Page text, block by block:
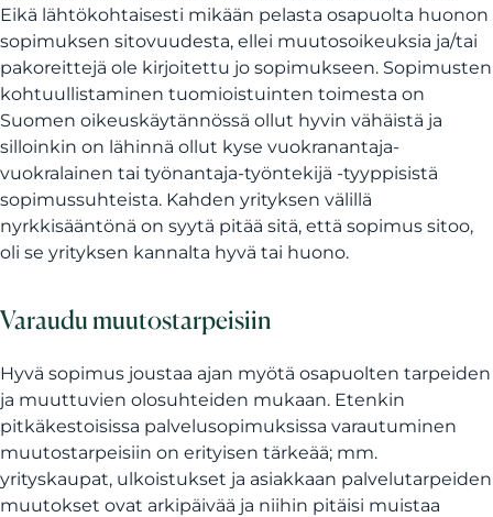
Eikä lähtökohtaisesti mikään pelasta osapuolta huonon
sopimuksen sitovuudesta, ellei muutosoikeuksia ja/tai
pakoreittejä ole kirjoitettu jo sopimukseen. Sopimusten
kohtuullistaminen tuomioistuinten toimesta on
Suomen oikeuskäytännössä ollut hyvin vähäistä ja
silloinkin on lähinnä ollut kyse vuokranantaja-
vuokralainen tai työnantaja-työntekijä -tyyppisistä
sopimussuhteista. Kahden yrityksen välillä
nyrkkisääntönä on syytä pitää sitä, että sopimus sitoo,
oli se yrityksen kannalta hyvä tai huono.
Varaudu muutostarpeisiin
Hyvä sopimus joustaa ajan myötä osapuolten tarpeiden
ja muuttuvien olosuhteiden mukaan. Etenkin
pitkäkestoisissa palvelusopimuksissa varautuminen
muutostarpeisiin on erityisen tärkeää; mm.
yrityskaupat, ulkoistukset ja asiakkaan palvelutarpeiden
muutokset ovat arkipäivää ja niihin pitäisi muistaa